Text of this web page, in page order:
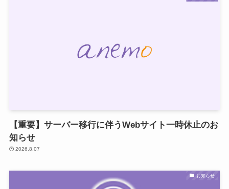
【重要】サーバー移行に伴うWebサイト一時休止のお
知らせ
2026.8.07
お知らせ